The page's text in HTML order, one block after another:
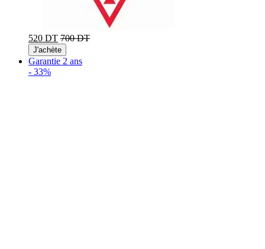
520 DT 700 DT
J'achète
Garantie 2 ans
- 33%